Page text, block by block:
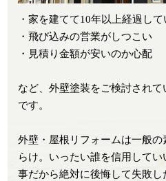
・家を建てて10年以上経過して
・飛び込みの営業がしつこい
・見積り金額が安いのか心配
など、外壁塗装をご検討され
です。
外壁・屋根リフォームは一般
らけ。いったい誰を信用して
事だから絶対に後悔して失敗